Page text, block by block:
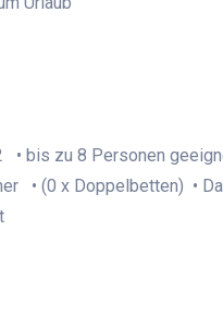
• bis zu 8 Personen
• (0 x Doppelbetten) •